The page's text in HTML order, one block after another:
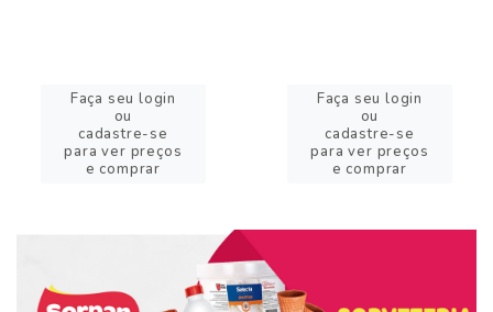
Faça seu login
ou
cadastre-se
para ver preços
e comprar
Faça seu login
ou
cadastre-se
para ver preços
e comprar